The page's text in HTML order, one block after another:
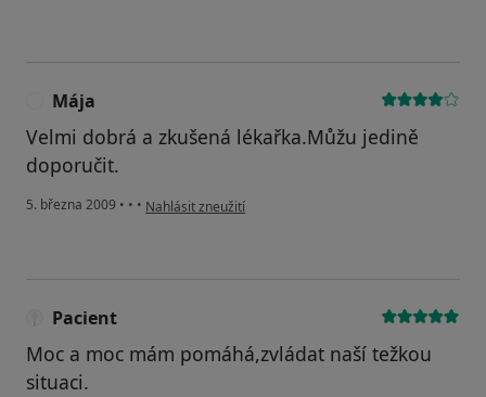
Mája
Velmi dobrá a zkušená lékařka.Můžu jedině
doporučit.
5. března 2009 • • • podle názoru uživatele Mája
Nahlásit zneužití
Pacient
Moc a moc mám pomáhá,zvládat naší težkou
situaci.